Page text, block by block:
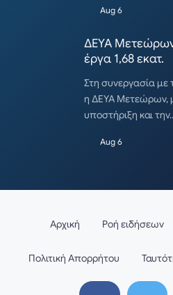
Aug 6
ΔΕΥΑ
έργα 1,68 εκατ.
Στη συνεργασία
η ΔΕΥΑ Μετεώρων,
υποστήριξη και
Aug 6
Αρχική Ροή ειδήσεων
Πολιτική Απορρήτου